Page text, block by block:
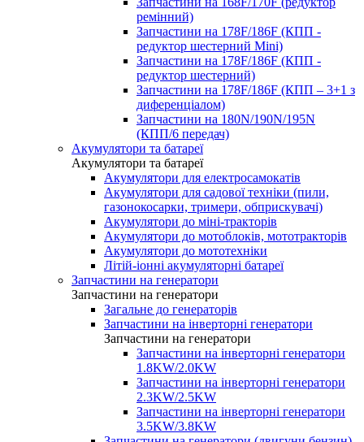
ремінний)
Запчастини на 178F/186F (КПП -
редуктор шестерний Mini)
Запчастини на 178F/186F (КПП -
редуктор шестерний)
Запчастини на 178F/186F (КПП – 3+1 з
диференціалом)
Запчастини на 180N/190N/195N
(КПП/6 передач)
Акумулятори та батареї
Акумулятори та батареї
Акумулятори для електросамокатів
Акумулятори для садової техніки (пили,
газонокосарки, тримери, обприскувачі)
Акумулятори до міні-тракторів
Акумулятори до мотоблоків, мототракторів
Акумулятори до мототехніки
Літій-іонні акумуляторні батареї
Запчастини на генератори
Запчастини на генератори
Загальне до генераторів
Запчастини на інверторні генератори
Запчастини на генератори
Запчастини на інверторні генератори
1.8KW/2.0KW
Запчастини на інверторні генератори
2.3KW/2.5KW
Запчастини на інверторні генератори
3.5KW/3.8KW